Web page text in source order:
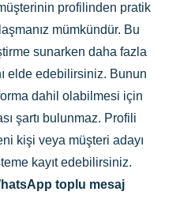
müşterinin profilinden pratik
mümkündür. Bu
sunarken daha fazla
elde edebilirsiniz. Bunun
dahil olabilmesi için
şartı bulunmaz. Profili
kişi veya müşteri adayı
kayıt edebilirsiniz.
toplu mesaj